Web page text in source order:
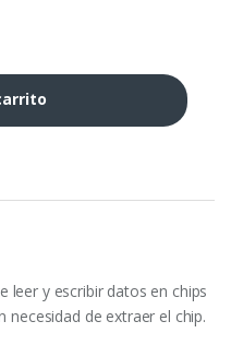
leer y escribir datos en chips
necesidad de extraer el chip.